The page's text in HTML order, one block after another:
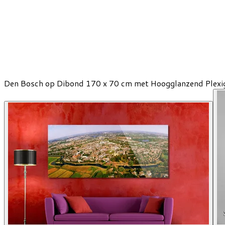
Den Bosch op Dibond 170 x 70 cm met Hoogglanzend